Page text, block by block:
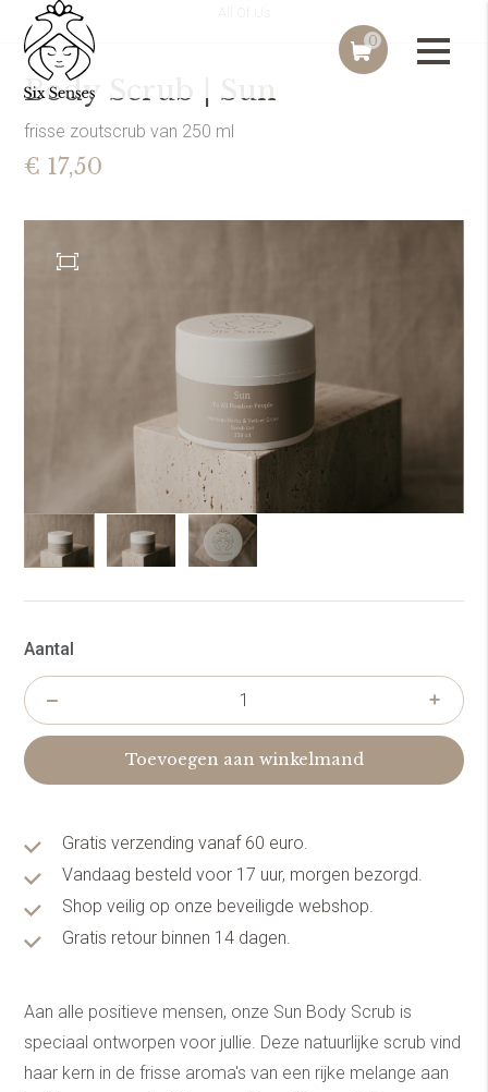
0
Body Scrub | Sun
frisse zoutscrub van 250 ml
€ 17,50
Aantal
Toevoegen aan winkelmand
Gratis verzending vanaf 60 euro.
Vandaag besteld voor 17 uur, morgen bezorgd.
Shop veilig op onze beveiligde webshop.
Gratis retour binnen 14 dagen.
Aan alle positieve mensen, onze Sun Body Scrub is
speciaal ontworpen voor jullie. Deze natuurlijke scrub vind
haar kern in de frisse aroma's van een rijke melange aan